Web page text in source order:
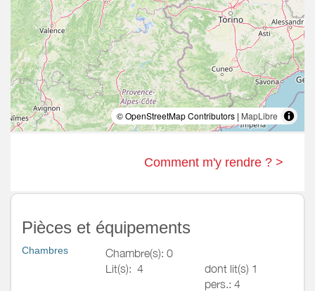
© OpenStreetMap Contributors | MapLibre
Comment m'y rendre ? >
Pièces et équipements
Chambres
Chambre(s): 0
Lit(s): 4
dont lit(s) 1
pers.: 4